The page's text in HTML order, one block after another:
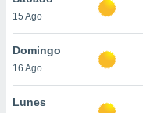
En
sean
15 Ago
Domingo
16 Ago
Lunes